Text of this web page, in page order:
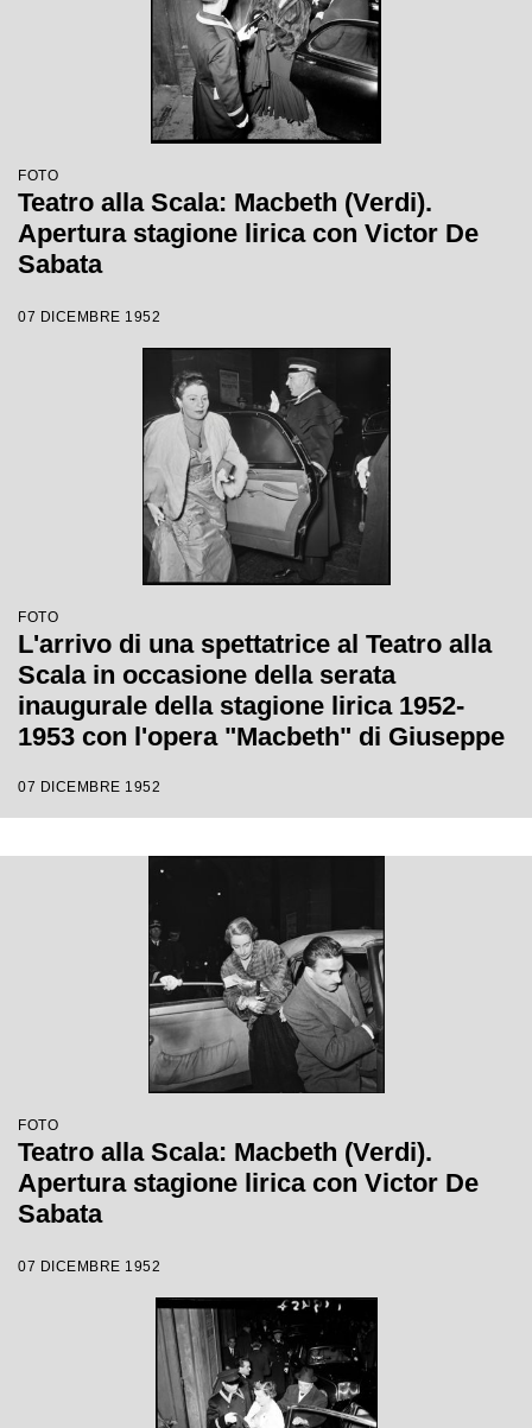
FOTO
Teatro alla Scala: Macbeth (Verdi).
Apertura stagione lirica con Victor De
Sabata
07 DICEMBRE 1952
FOTO
L'arrivo di una spettatrice al Teatro alla
Scala in occasione della serata
inaugurale della stagione lirica 1952-
1953 con l'opera "Macbeth" di Giuseppe
regia di Carl Ebert
07 DICEMBRE 1952
FOTO
Teatro alla Scala: Macbeth (Verdi).
Apertura stagione lirica con Victor De
Sabata
07 DICEMBRE 1952